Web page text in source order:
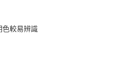
較易辨識